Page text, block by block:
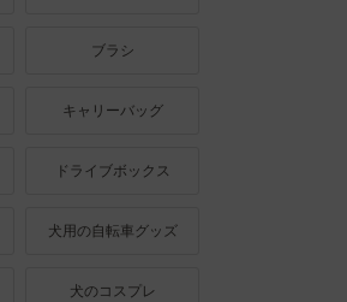
ブラシ
キャリーバッグ
ドライブボックス
犬用の自転車グッズ
犬のコスプレ